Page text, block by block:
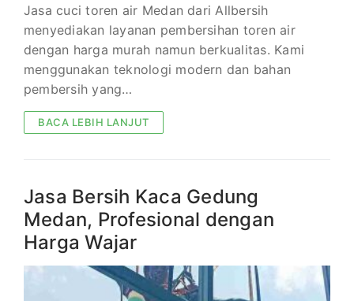
Jasa cuci toren air Medan dari Allbersih
menyediakan layanan pembersihan toren air
dengan harga murah namun berkualitas. Kami
menggunakan teknologi modern dan bahan
pembersih yang…
BACA LEBIH LANJUT
Jasa Bersih Kaca Gedung
Medan, Profesional dengan
Harga Wajar